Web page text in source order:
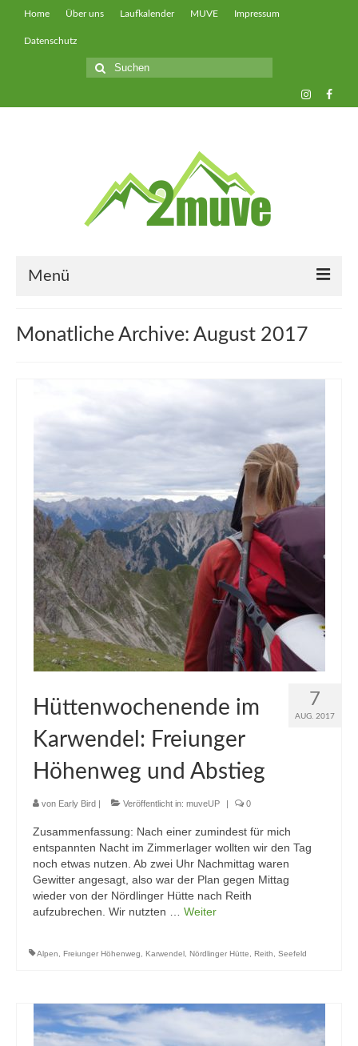
Home Über uns Laufkalender MUVE Impressum
Datenschutz
Suche
nach:
Menü
Monatliche Archive: August 2017
7
AUG. 2017
Hüttenwochenende im
Karwendel: Freiunger
Höhenweg und Abstieg
von Early Bird Veröffentlicht in: muveUP 0
Zusammenfassung: Nach einer zumindest für mich
entspannten Nacht im Zimmerlager wollten wir den Tag
noch etwas nutzen. Ab zwei Uhr Nachmittag waren
Gewitter angesagt, also war der Plan gegen Mittag
wieder von der Nördlinger Hütte nach Reith
aufzubrechen. Wir nutzten … Weiter
Alpen, Freiunger Höhenweg, Karwendel, Nördlinger Hütte, Reith, Seefeld